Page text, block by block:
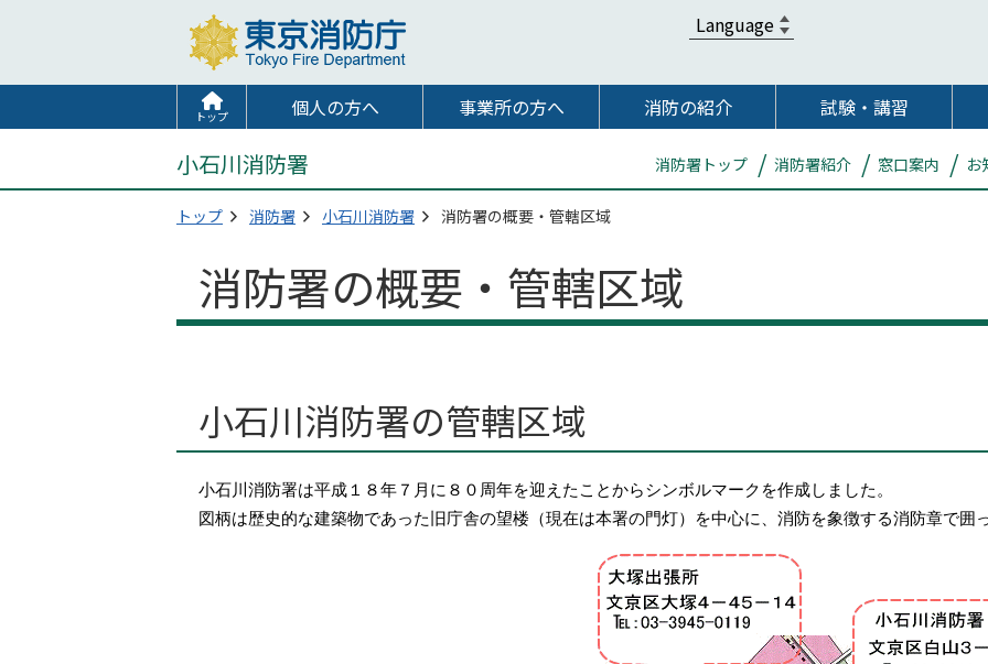
トップ 個人の方へ 事業所の方へ 消防の紹介 試験・講習
小石川消防署 消防署トップ 消防署紹介 窓口案内 お
トップ 消防署 小石川消防署 消防署の概要・管轄区域
消防署の概要・管轄区域
小石川消防署の管轄区域
小石川消防署は平成１８年７月に８０周年を迎えたことからシンボルマークを作成しました。
図柄は歴史的な建築物であった旧庁舎の望楼（現在は本署の門灯）を中心に、消防を象徴する消防章で囲